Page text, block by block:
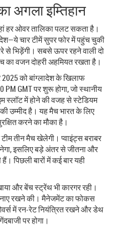
अगला इम्तिहान
हर ओवर तालिका पलट सकता है।
चार टीमें सुपर फोर में पहुंच चुकी
से भिड़ेंगी। सबसे ऊपर रहने वाली दो
का वजन दोहरी अहमियत रखता है।
को बांग्लादेश के खिलाफ
PM GMT पर शुरू होगा, जो स्थानीय
स्लॉट में होने की वजह से स्टेडियम
उम्मीद है। यह मैच भारत के लिए
करने का मौका है।
तीन मैच खेलेगी। प्वाइंट्स बराबर
इसलिए बड़े अंतर से जीतना और
पिछली बारों में कई बार यही
और बेंच स्ट्रेंथ भी कारगर रही।
रखने की। मैनेजमेंट का फोकस
में रन-रेट नियंत्रित रखने और डेथ
पर होगा।